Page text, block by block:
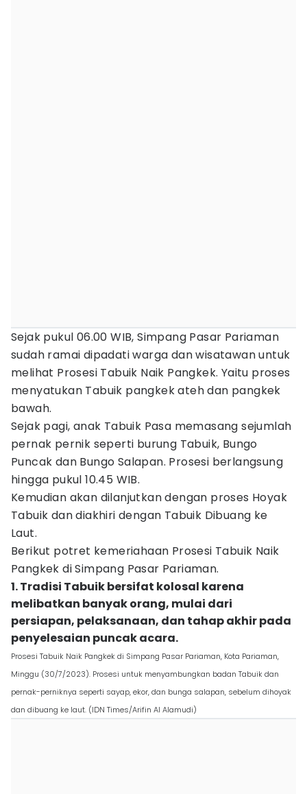
Sejak pukul 06.00 WIB, Simpang Pasar Pariaman
sudah ramai dipadati warga dan wisatawan untuk
melihat Prosesi Tabuik Naik Pangkek. Yaitu proses
menyatukan Tabuik pangkek ateh dan pangkek
bawah.
Sejak pagi, anak Tabuik Pasa memasang sejumlah
pernak pernik seperti burung Tabuik, Bungo
Puncak dan Bungo Salapan. Prosesi berlangsung
hingga pukul 10.45 WIB.
Kemudian akan dilanjutkan dengan proses Hoyak
Tabuik dan diakhiri dengan Tabuik Dibuang ke
Laut.
Berikut potret kemeriahaan Prosesi Tabuik Naik
Pangkek di Simpang Pasar Pariaman.
1. Tradisi Tabuik bersifat kolosal karena
melibatkan banyak orang, mulai dari
persiapan, pelaksanaan, dan tahap akhir pada
penyelesaian puncak acara.
Prosesi Tabuik Naik Pangkek di Simpang Pasar Pariaman, Kota Pariaman,
Minggu (30/7/2023). Prosesi untuk menyambungkan badan Tabuik dan
pernak-perniknya seperti sayap, ekor, dan bunga salapan, sebelum dihoyak
dan dibuang ke laut. (IDN Times/Arifin Al Alamudi)